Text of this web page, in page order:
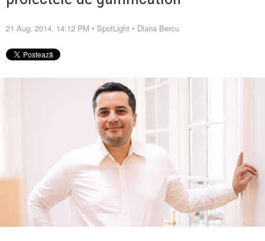
21 Aug. 2014, 14:12 PM • SpotLight • Diana Bercu